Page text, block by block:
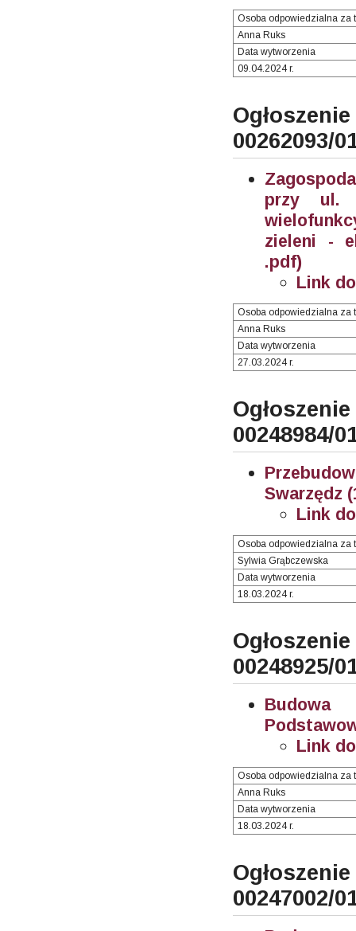
Osoba odpowiedzialna za
Anna Ruks
Data wytworzenia
09.04.2024 r.
00262093/
przy ul.
zieleni -
.pdf)
Link
Osoba odpowiedzialna za
Anna Ruks
Data wytworzenia
27.03.2024 r.
00248984/
Swarzędz
Link
Osoba odpowiedzialna za
Sylwia Grąbczewska
Data wytworzenia
18.03.2024 r.
00248925/
Budowa
Link
Osoba odpowiedzialna za
Anna Ruks
Data wytworzenia
18.03.2024 r.
00247002/